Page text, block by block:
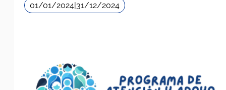
01/01/2024 31/12/2024